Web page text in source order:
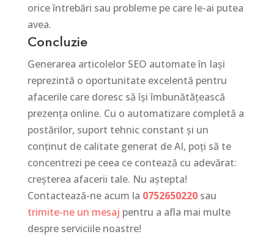
orice întrebări sau probleme pe care le-ai putea
avea.
Concluzie
Generarea articolelor SEO automate în Iași
reprezintă o oportunitate excelentă pentru
afacerile care doresc să își îmbunătățească
prezența online. Cu o automatizare completă a
postărilor, suport tehnic constant și un
conținut de calitate generat de AI, poți să te
concentrezi pe ceea ce contează cu adevărat:
creșterea afacerii tale. Nu aștepta!
Contactează-ne acum la 0752650220sau
trimite-ne un mesaj pentru a afla mai multe
despre serviciile noastre!